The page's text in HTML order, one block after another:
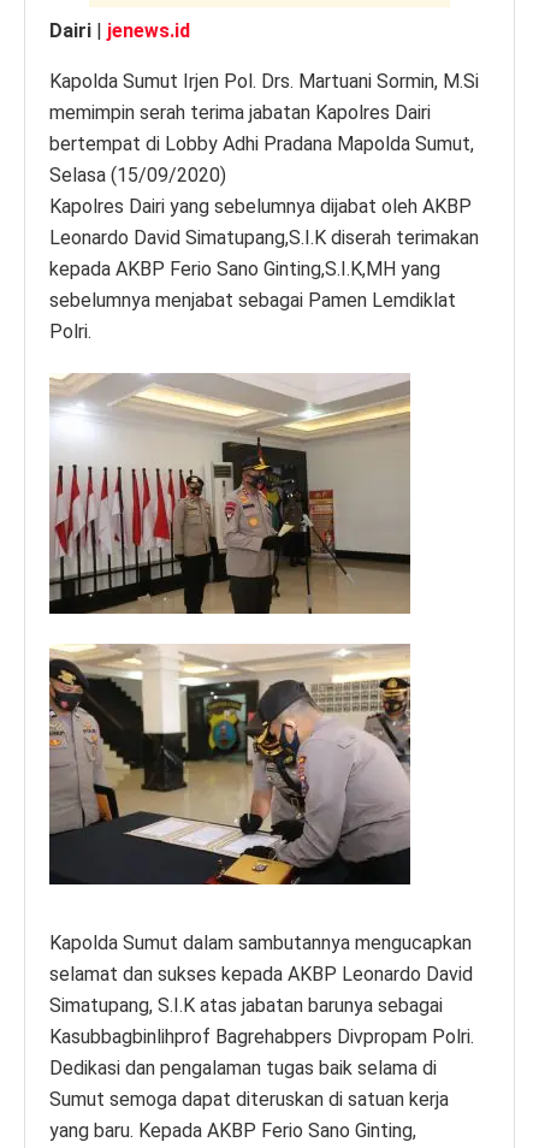
Dairi | jenews.id
Kapolda Sumut Irjen Pol. Drs. Martuani Sormin, M.Si
memimpin serah terima jabatan Kapolres Dairi
bertempat di Lobby Adhi Pradana Mapolda Sumut,
Selasa (15/09/2020)
Kapolres Dairi yang sebelumnya dijabat oleh AKBP
Leonardo David Simatupang,S.I.K diserah terimakan
kepada AKBP Ferio Sano Ginting,S.I.K,MH yang
sebelumnya menjabat sebagai Pamen Lemdiklat
Polri.
Kapolda Sumut dalam sambutannya mengucapkan
selamat dan sukses kepada AKBP Leonardo David
Simatupang, S.I.K atas jabatan barunya sebagai
Kasubbagbinlihprof Bagrehabpers Divpropam Polri.
Dedikasi dan pengalaman tugas baik selama di
Sumut semoga dapat diteruskan di satuan kerja
yang baru. Kepada AKBP Ferio Sano Ginting,